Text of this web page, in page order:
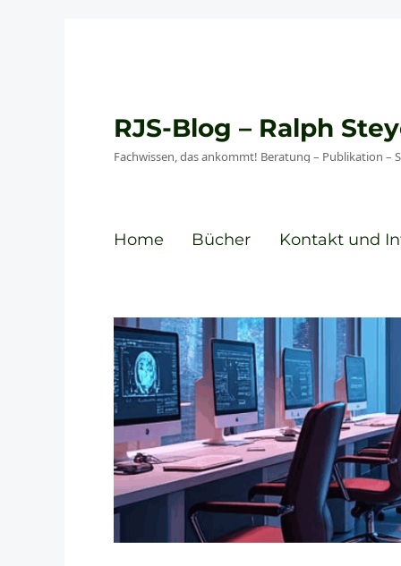
RJS-Blog – Ralph
Fachwissen, das ankommt! Beratung – Publikation –
Home Bücher Kontakt und